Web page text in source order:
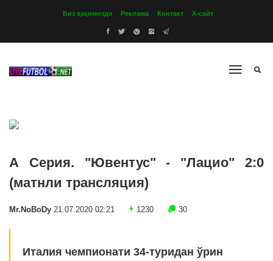
Биз ҳақимизда Реклама Контакт Х-сайт
А Серия. "Ювентус" - "Лацио" 2:0
(матнли трансляция)
Mr.NoBoDy 21.07.2020 02:21 1230 30
Италия чемпионати 34-туридан ўрин